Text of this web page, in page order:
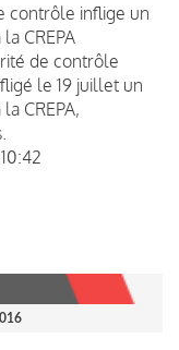
contrôle inflige un
CREPA
de contrôle
le 19 juillet un
CREPA,